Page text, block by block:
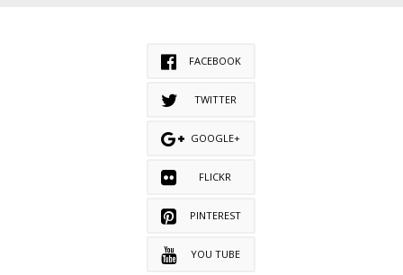
FACEBOOK
TWITTER
GOOGLE+
FLICKR
PINTEREST
YOU TUBE